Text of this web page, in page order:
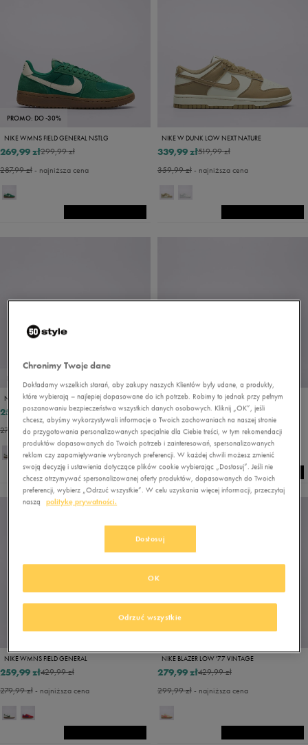
PROMO: DO -30%
NIKE WMNS FIELD GENERAL NSTLG
299,99 zł
269,99 zł
287,99 zł- najniższa cena
NIKE W DUNK LOW NEXT NATURE
519,99 zł
339,99 zł
359,99 zł- najniższa cena
NIKE WMNS FIELD GENERAL
279,99 zł
251,99 zł
279,99 zł- najniższa cena
NIKE V2K RUN
379,99 zł
341,99 zł
379,99 zł- najniższa cena
NIKE WMNS FIELD GENERAL
429,99 zł
259,99 zł
279,99 zł- najniższa cena
NIKE BLAZER LOW '77 VINTAGE
429,99 zł
279,99 zł
299,99 zł- najniższa cena
Chronimy Twoje dane
Dokładamy wszelkich starań, aby zakupy naszych Klientów były udane, a produkty,
które wybierają – najlepiej dopasowane do ich potrzeb. Robimy to jednak przy pełnym
poszanowaniu bezpieczeństwa wszystkich danych osobowych. Kliknij „OK”, jeśli
chcesz, abyśmy wykorzystywali informacje o Twoich zachowaniach na naszej stronie
do przygotowania personalizowanych specjalnie dla Ciebie treści, w tym rekomendacji
produktów dopasowanych do Twoich potrzeb i zainteresowań, spersonalizowanych
reklam czy zapamiętywanie wybranych preferencji. W każdej chwili możesz zmienić
swoją decyzję i ustawienia dotyczące plików cookie wybierając „Dostosuj”. Jeśli nie
chcesz otrzymywać spersonalizowanej oferty produktów, dopasowanych do Twoich
preferencji, wybierz „Odrzuć wszystkie”. W celu uzyskania więcej informacji, przeczytaj
naszą
politykę prywatności.
Dostosuj
Odrzuć wszystkie
OK